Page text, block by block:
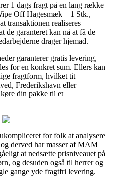
1 dags fragt på en lang række
Off Hagesmæk – 1 Stk.,
transaktionen realiseres
de garanteret kan nå at få de
drager hjemad.
garanterer gratis levering,
for en konkret sum. Ellers kan
fragtform, hvilket tit –
Frederikshavn eller
din pakke til et
for folk at analysere
derved har masser af MAM
at nedsætte prisniveauet på
og desuden også til herrer og
gange yde fragtfri levering.